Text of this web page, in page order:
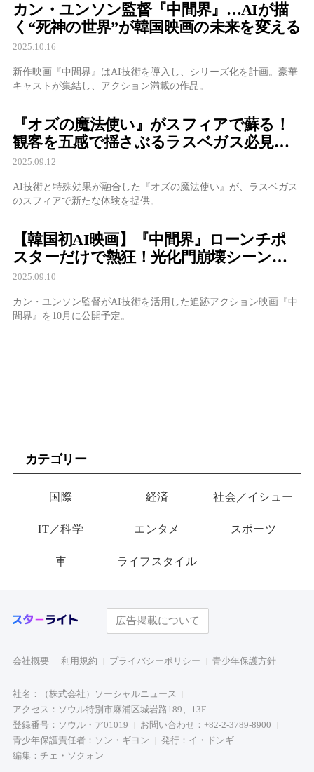
カン・ユンソン監督『中間界』…AIが描
く“死神の世界”が韓国映画の未来を変える
2025.10.16
新作映画『中間界』はAI技術を導入し、シリーズ化を計画。豪華
キャストが集結し、アクション満載の作品。
『オズの魔法使い』がスフィアで蘇る！
観客を五感で揺さぶるラスベガス必見の
没入シネマ
2025.09.12
AI技術と特殊効果が融合した『オズの魔法使い』が、ラスベガス
のスフィアで新たな体験を提供。
【韓国初AI映画】『中間界』ローンチポ
スターだけで熱狂！光化門崩壊シーンに
鳥肌
2025.09.10
カン・ユンソン監督がAI技術を活用した追跡アクション映画『中
間界』を10月に公開予定。
カテゴリー
国際 経済 社会／イシュー
IT／科学 エンタメ スポーツ
車 ライフスタイル
広告掲載について
会社概要 利用規約 プライバシーポリシー 青少年保護方針
社名：（株式会社）ソーシャルニュース
アクセス：ソウル特別市麻浦区城岩路189、13F
登録番号：ソウル・ア01019
お問い合わせ：+82-2-3789-8900
青少年保護責任者：ソン・ギヨン
発行：イ・ドンギ
編集：チェ・ソクォン